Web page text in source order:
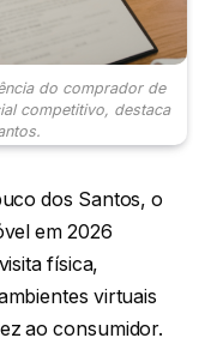
do comprador de
competitivo, destaca
dos Santos, o
em 2026
física,
virtuais
ao consumidor.